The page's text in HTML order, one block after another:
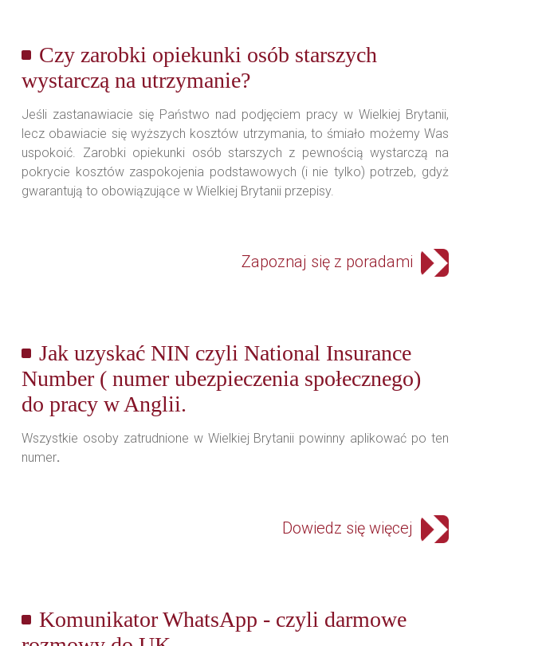
Czy zarobki opiekunki osób starszych
wystarczą na utrzymanie?
Jeśli zastanawiacie się Państwo nad podjęciem pracy w Wielkiej Brytanii,
lecz obawiacie się wyższych kosztów utrzymania, to śmiało możemy Was
uspokoić. Zarobki opiekunki osób starszych z pewnością wystarczą na
pokrycie kosztów zaspokojenia podstawowych (i nie tylko) potrzeb, gdyż
gwarantują to obowiązujące w Wielkiej Brytanii przepisy.
Zapoznaj się z poradami
Jak uzyskać NIN czyli National Insurance
Number ( numer ubezpieczenia społecznego)
do pracy w Anglii.
Wszystkie osoby zatrudnione w Wielkiej Brytanii powinny aplikować po ten
numer.
Dowiedz się więcej
Komunikator WhatsApp - czyli darmowe